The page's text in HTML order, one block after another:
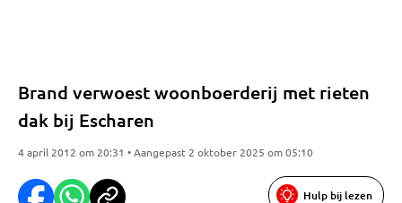
Brand verwoest woonboerderij met rieten
dak bij Escharen
4 april 2012 om 20:31 • Aangepast 2 oktober 2025 om 05:10
Hulp bij lezen